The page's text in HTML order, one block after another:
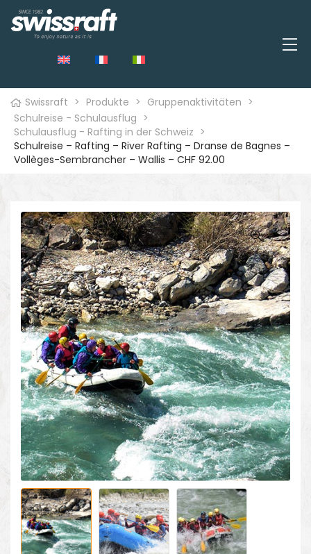
Swissraft > Produkte > Gruppenaktivitäten >
Schulreise - Schulausflug >
Schulausflug - Rafting in der Schweiz >
Schulreise – Rafting – River Rafting – Dranse de Bagnes –
Vollèges-Sembrancher – Wallis – CHF 92.00
🔍